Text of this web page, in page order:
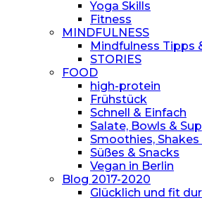
Yoga Skills
Fitness
MINDFULNESS
Mindfulness Tipps
STORIES
FOOD
high-protein
Frühstück
Schnell & Einfach
Salate, Bowls &
Smoothies, Shakes
Süßes & Snacks
Vegan in Berlin
Blog 2017-2020
Glücklich und fit